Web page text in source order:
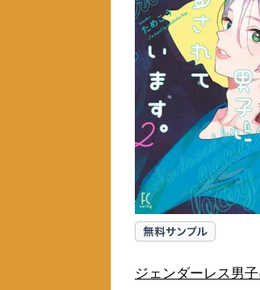
ジェンダーレス男